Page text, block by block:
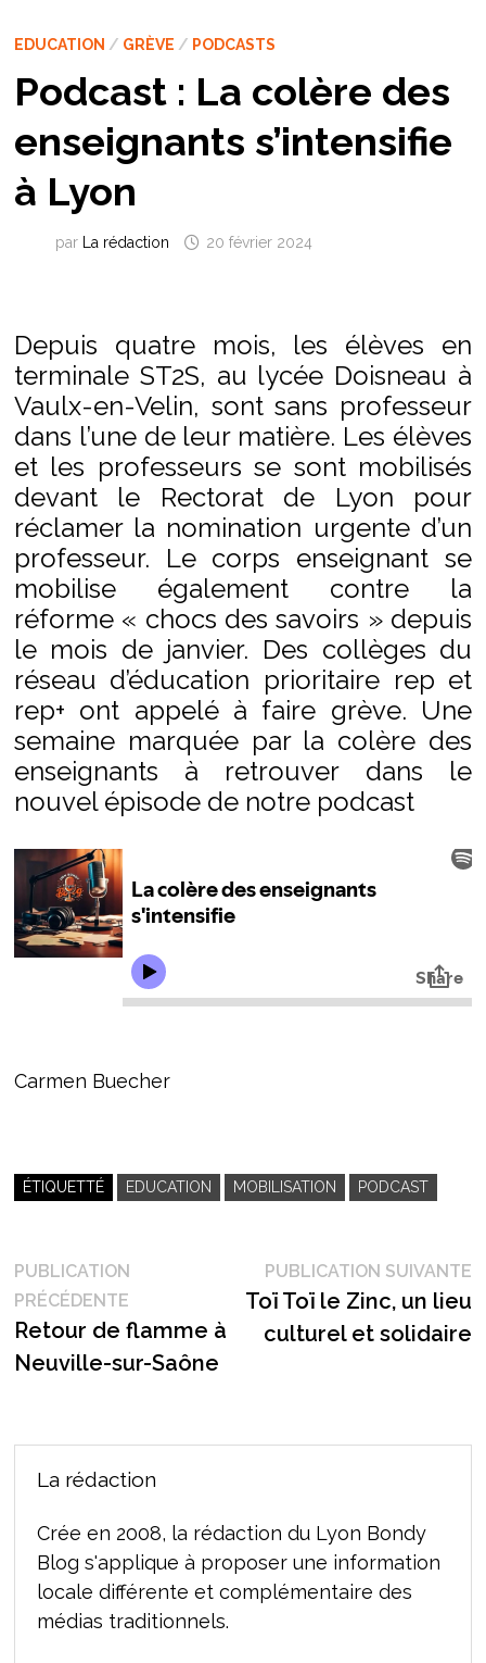
EDUCATION / GRÈVE / PODCASTS
Podcast : La colère des
enseignants s’intensifie
à Lyon
par La rédaction 20 février 2024
Depuis quatre mois, les élèves en
terminale ST2S, au lycée Doisneau à
Vaulx-en-Velin, sont sans professeur
dans l’une de leur matière. Les élèves
et les professeurs se sont mobilisés
devant le Rectorat de Lyon pour
réclamer la nomination urgente d’un
professeur. Le corps enseignant se
mobilise également contre la
réforme « chocs des savoirs » depuis
le mois de janvier. Des collèges du
réseau d’éducation prioritaire rep et
rep+ ont appelé à faire grève. Une
semaine marquée par la colère des
enseignants à retrouver dans le
nouvel épisode de notre podcast
Carmen Buecher
ÉTIQUETTÉ EDUCATION MOBILISATION PODCAST
Navigation
de
l’article
PUBLICATION
PRÉCÉDENTEPublication
précédente :
Retour de flamme à
Neuville-sur-Saône
PUBLICATION SUIVANTE
Toï Toï le Zinc, un lieu
culturel et solidaire
La rédaction
Crée en 2008, la rédaction du Lyon Bondy
Blog s'applique à proposer une information
locale différente et complémentaire des
médias traditionnels.